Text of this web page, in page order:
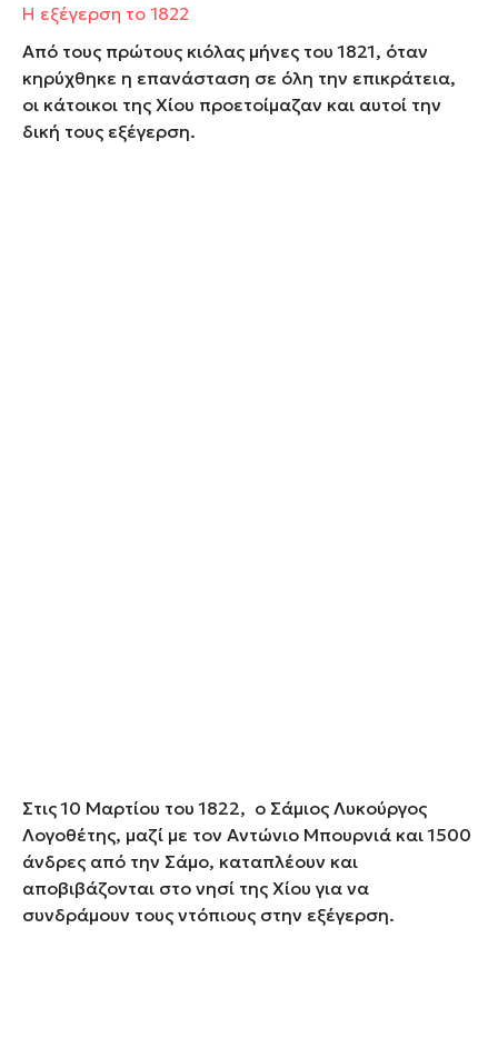
Η εξέγερση το 1822
Από τους πρώτους κιόλας μήνες του 1821, όταν
κηρύχθηκε η επανάσταση σε όλη την επικράτεια,
οι κάτοικοι της Χίου προετοίμαζαν και αυτοί την
δική τους εξέγερση.
Στις 10 Μαρτίου του 1822, ο Σάμιος Λυκούργος
Λογοθέτης, μαζί με τον Αντώνιο Μπουρνιά και 1500
άνδρες από την Σάμο, καταπλέουν και
αποβιβάζονται στο νησί της Χίου για να
συνδράμουν τους ντόπιους στην εξέγερση.